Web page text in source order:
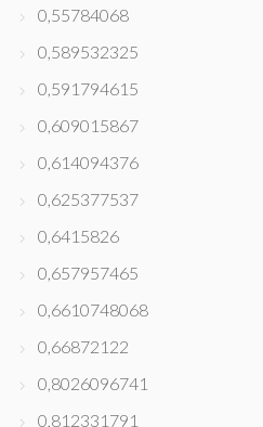
0,55784068
0,589532325
0,591794615
0,609015867
0,614094376
0,625377537
0,6415826
0,657957465
0,6610748068
0,66872122
0,8026096741
0,812331791